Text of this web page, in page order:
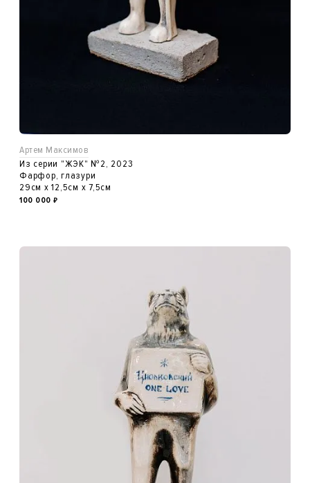
Артем Максимов
Из серии "ЖЭК" №2, 2023
Фарфор, глазури
29см x 12,5см x 7,5см
100 000 ₽